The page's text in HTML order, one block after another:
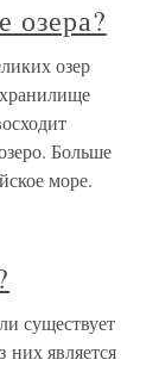
озера?
озер
Больше
море.
существует
является